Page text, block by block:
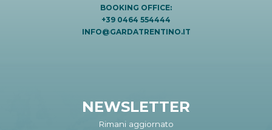
BOOKING OFFICE:
+39 0464 554444
INFO@GARDATRENTINO.IT
NEWSLETTER
Rimani aggiornato